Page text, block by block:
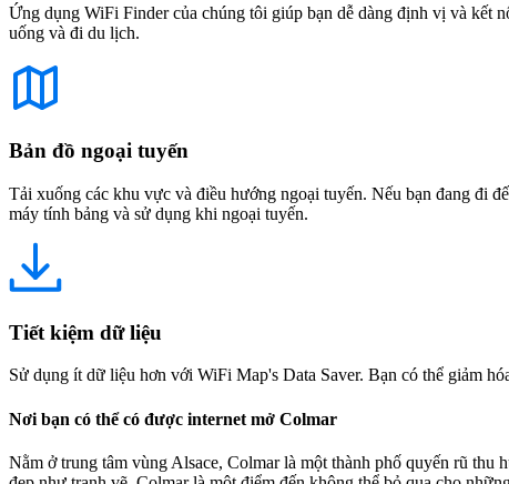
Ứng dụng WiFi Finder của chúng tôi giúp bạn dễ dàng định vị và kết
uống và đi du lịch.
Bản đồ ngoại tuyến
Tải xuống các khu vực và điều hướng ngoại tuyến. Nếu bạn đang đi
máy tính bảng và sử dụng khi ngoại tuyến.
Tiết kiệm dữ liệu
Sử dụng ít dữ liệu hơn với WiFi Map's Data Saver. Bạn có thể giảm
Nơi bạn có thể có được internet mở Colmar
Nằm ở trung tâm vùng Alsace, Colmar là một thành phố quyến rũ